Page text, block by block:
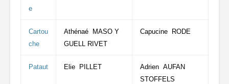
e
Cartou
che
Athénaé MASO Y
GUELL RIVET
Capucine RODE
Pataut Elie PILLET
Adrien AUFAN
STOFFELS